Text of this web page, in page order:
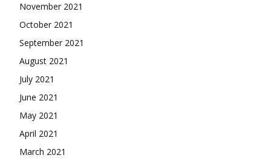
November 2021
October 2021
September 2021
August 2021
July 2021
June 2021
May 2021
April 2021
March 2021